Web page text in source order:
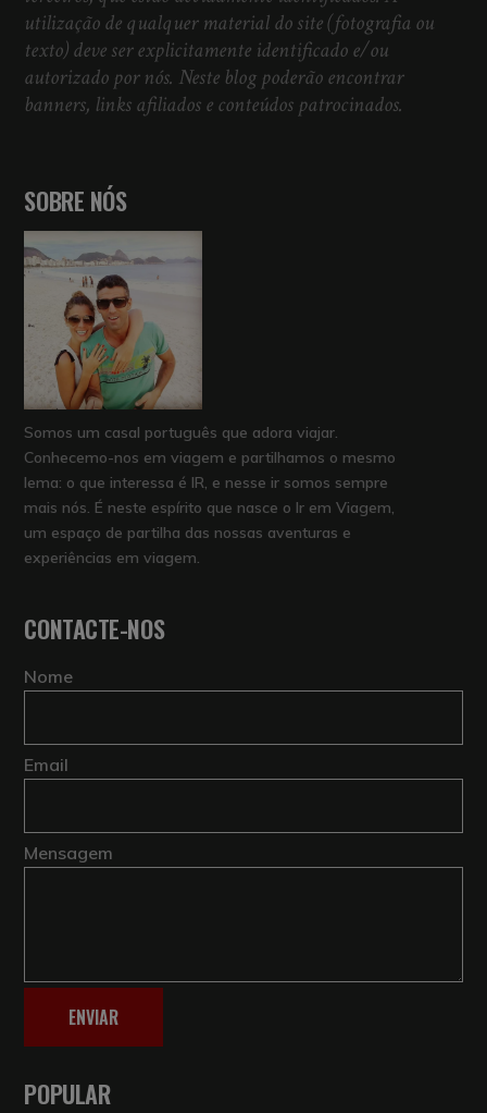
utilização de qualquer material do site (fotografia ou
texto) deve ser explicitamente identificado e/ou
autorizado por nós. Neste blog poderão encontrar
banners, links afiliados e conteúdos patrocinados.
SOBRE NÓS
Somos um casal português que adora viajar.
Conhecemo-nos em viagem e partilhamos o mesmo
lema: o que interessa é IR, e nesse ir somos sempre
mais nós. É neste espírito que nasce o Ir em Viagem,
um espaço de partilha das nossas aventuras e
experiências em viagem.
CONTACTE-NOS
Nome
Email
Mensagem
ENVIAR
POPULAR